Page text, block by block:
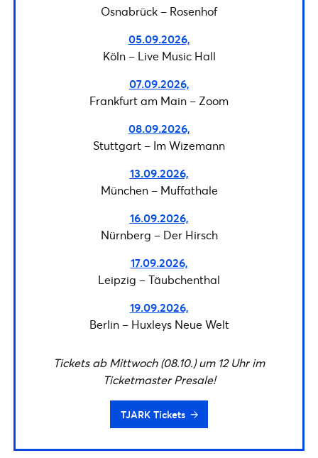
Osnabrück – Rosenhof
05.09.2026,
Köln – Live Music Hall
07.09.2026,
Frankfurt am Main – Zoom
08.09.2026,
Stuttgart – Im Wizemann
13.09.2026,
München – Muffathale
16.09.2026,
Nürnberg – Der Hirsch
17.09.2026,
Leipzig – Täubchenthal
19.09.2026,
Berlin – Huxleys Neue Welt
Tickets ab Mittwoch (08.10.) um 12 Uhr im
Ticketmaster Presale!
TJARK Tickets